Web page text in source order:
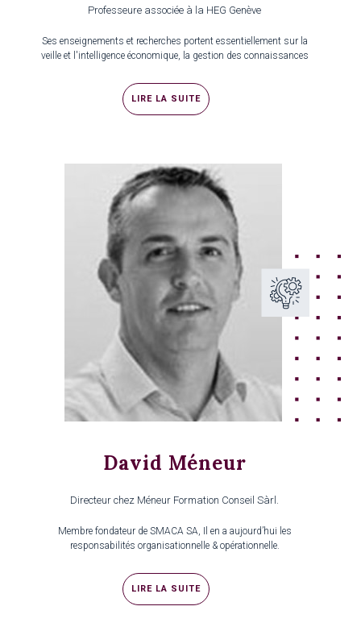
Professeure associée à la HEG Genève
Ses enseignements et recherches portent essentiellement sur la
veille et l'intelligence économique, la gestion des connaissances
LIRE LA SUITE
David Méneur
Directeur chez Méneur Formation Conseil Sàrl.
Membre fondateur de SMACA SA, Il en a aujourd’hui les
responsabilités organisationnelle & opérationnelle.
LIRE LA SUITE